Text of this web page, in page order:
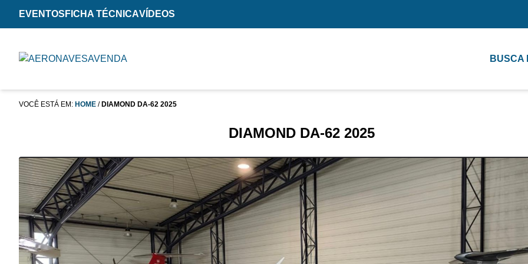
EVENTOS FICHA TÉCNICAVÍDEOS
BUSCA
VOCÊ ESTÁ EM: HOME / DIAMOND DA-62 2025
DIAMOND DA-62 2025